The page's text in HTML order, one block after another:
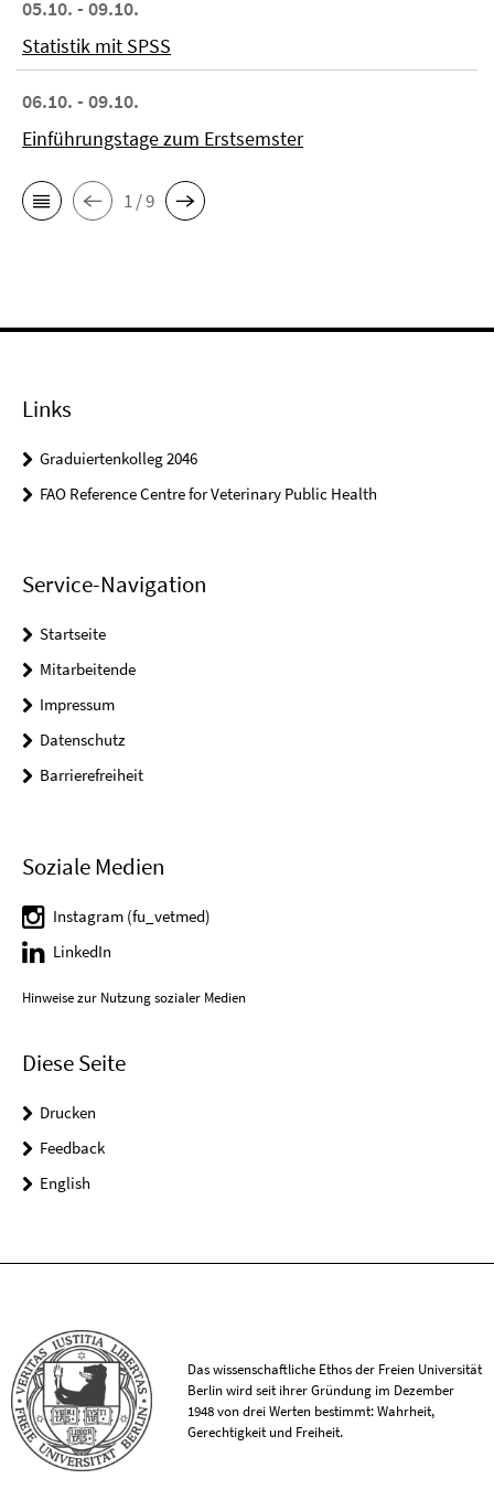
05.10. - 09.10.
Statistik mit SPSS
06.10. - 09.10.
Einführungstage zum Erstsemster
1 / 9
Links
Graduiertenkolleg 2046
FAO Reference Centre for Veterinary Public Health
Service-Navigation
Startseite
Mitarbeitende
Impressum
Datenschutz
Barrierefreiheit
Soziale Medien
Instagram (fu_vetmed)
LinkedIn
Hinweise zur Nutzung sozialer Medien
Diese Seite
Drucken
Feedback
English
Das wissenschaftliche Ethos der Freien Universität
Berlin wird seit ihrer Gründung im Dezember
1948 von drei Werten bestimmt: Wahrheit,
Gerechtigkeit und Freiheit.